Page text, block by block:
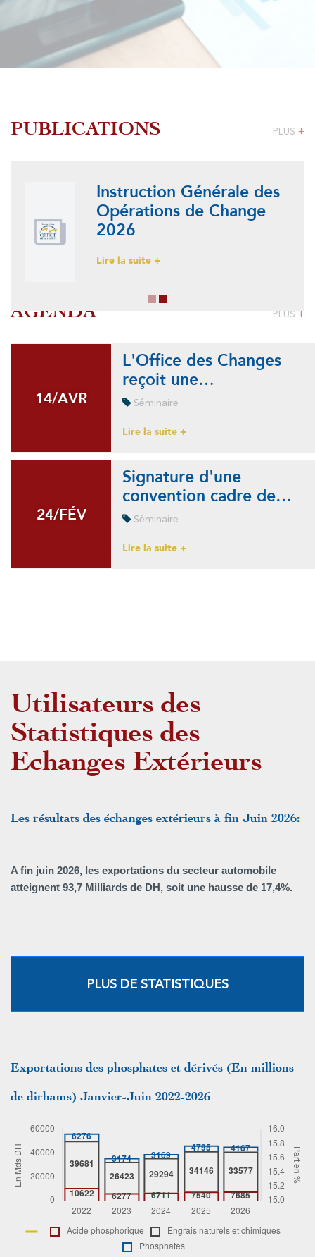
PUBLICATIONS PLUS +
Instruction Générale des
Opérations de Change
2026
Lire la suite +
AGENDA PLUS +
14/AVR
14/AVR
L'Office des Changes
reçoit une…
Séminaire
Lire la suite +
24/FÉV
24/FÉV
Signature d'une
convention cadre de…
Séminaire
Lire la suite +
Utilisateurs des
Statistiques des
Echanges Extérieurs
Les résultats des échanges extérieurs à fin Juin 2026:
A fin juin 2026, les exportations du secteur automobile
atteignent 93,7 Milliards de DH, soit une hausse de 17,4%.
PLUS DE STATISTIQUES
Exportations des phosphates et dérivés (En millions
de dirhams) Janvier-Juin 2022-2026